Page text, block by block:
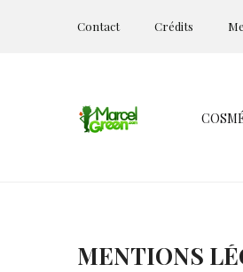
Contact Crédits
MENTIONS